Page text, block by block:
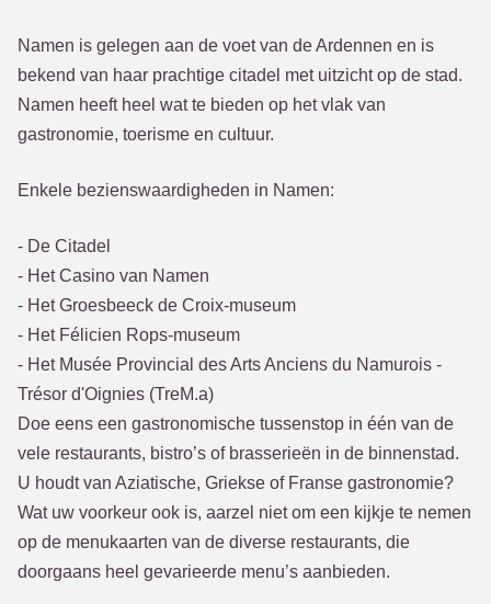
Namen is gelegen aan de voet van de Ardennen en is
bekend van haar prachtige citadel met uitzicht op de stad.
Namen heeft heel wat te bieden op het vlak van
gastronomie, toerisme en cultuur.
Enkele bezienswaardigheden in Namen:
- De Citadel
- Het Casino van Namen
- Het Groesbeeck de Croix-museum
- Het Félicien Rops-museum
- Het Musée Provincial des Arts Anciens du Namurois -
Trésor d'Oignies (TreM.a)
Doe eens een gastronomische tussenstop in één van de
vele restaurants, bistro’s of brasserieën in de binnenstad.
U houdt van Aziatische, Griekse of Franse gastronomie?
Wat uw voorkeur ook is, aarzel niet om een kijkje te nemen
op de menukaarten van de diverse restaurants, die
doorgaans heel gevarieerde menu’s aanbieden.